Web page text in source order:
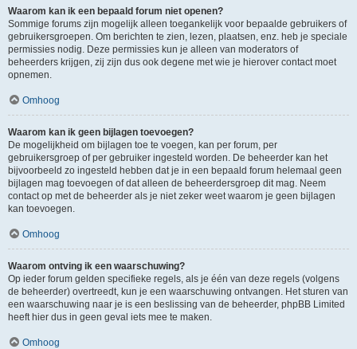
Waarom kan ik een bepaald forum niet openen?
Sommige forums zijn mogelijk alleen toegankelijk voor bepaalde gebruikers of
gebruikersgroepen. Om berichten te zien, lezen, plaatsen, enz. heb je speciale
permissies nodig. Deze permissies kun je alleen van moderators of
beheerders krijgen, zij zijn dus ook degene met wie je hierover contact moet
opnemen.
Omhoog
Waarom kan ik geen bijlagen toevoegen?
De mogelijkheid om bijlagen toe te voegen, kan per forum, per
gebruikersgroep of per gebruiker ingesteld worden. De beheerder kan het
bijvoorbeeld zo ingesteld hebben dat je in een bepaald forum helemaal geen
bijlagen mag toevoegen of dat alleen de beheerdersgroep dit mag. Neem
contact op met de beheerder als je niet zeker weet waarom je geen bijlagen
kan toevoegen.
Omhoog
Waarom ontving ik een waarschuwing?
Op ieder forum gelden specifieke regels, als je één van deze regels (volgens
de beheerder) overtreedt, kun je een waarschuwing ontvangen. Het sturen van
een waarschuwing naar je is een beslissing van de beheerder, phpBB Limited
heeft hier dus in geen geval iets mee te maken.
Omhoog